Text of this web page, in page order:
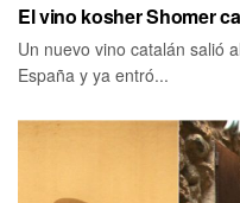
El vino kosher Shomer
Un nuevo vino catalán salió
España y ya entró...